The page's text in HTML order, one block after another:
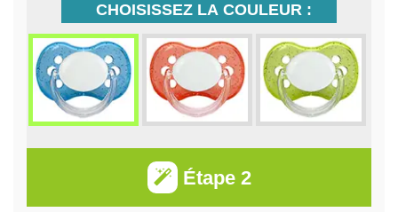
CHOISISSEZ LA COULEUR :
Étape 2